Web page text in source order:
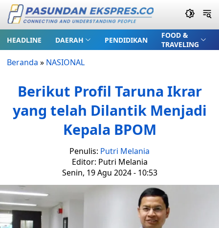
HEADLINE DAERAH PENDIDIKAN
FOOD &
TRAVELING
Beranda » NASIONAL
Berikut Profil Taruna Ikrar
yang telah Dilantik Menjadi
Kepala BPOM
Penulis: Putri Melania
Editor: Putri Melania
Senin, 19 Agu 2024 - 10:53